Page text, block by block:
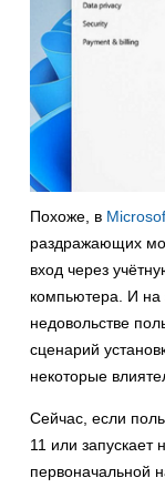
Похоже, в
раздражающих
вход через
компьютера. И на
недовольстве
сценарий
некоторые
Сейчас, если
11 или
первоначальной